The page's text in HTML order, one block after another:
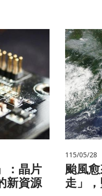
：晶片
新資源
115/05/28
颱風
走」